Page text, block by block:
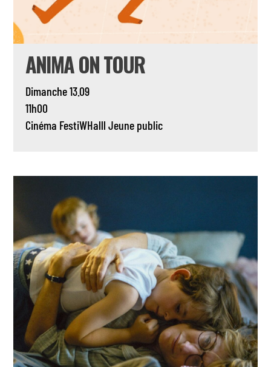
ANIMA ON TOUR
Dimanche 13.09
11h00
Cinéma FestiWHalll Jeune public